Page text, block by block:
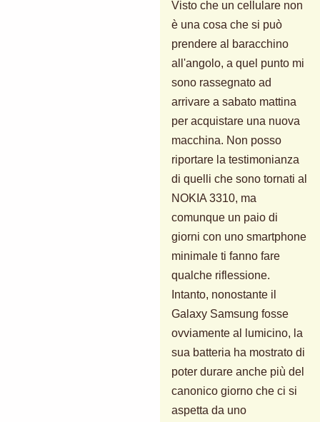
Visto che un cellulare non
è una cosa che si può
prendere al baracchino
all'angolo, a quel punto mi
sono rassegnato ad
arrivare a sabato mattina
per acquistare una nuova
macchina. Non posso
riportare la testimonianza
di quelli che sono tornati al
NOKIA 3310, ma
comunque un paio di
giorni con uno smartphone
minimale ti fanno fare
qualche riflessione.
Intanto, nonostante il
Galaxy Samsung fosse
ovviamente al lumicino, la
sua batteria ha mostrato di
poter durare anche più del
canonico giorno che ci si
aspetta da uno